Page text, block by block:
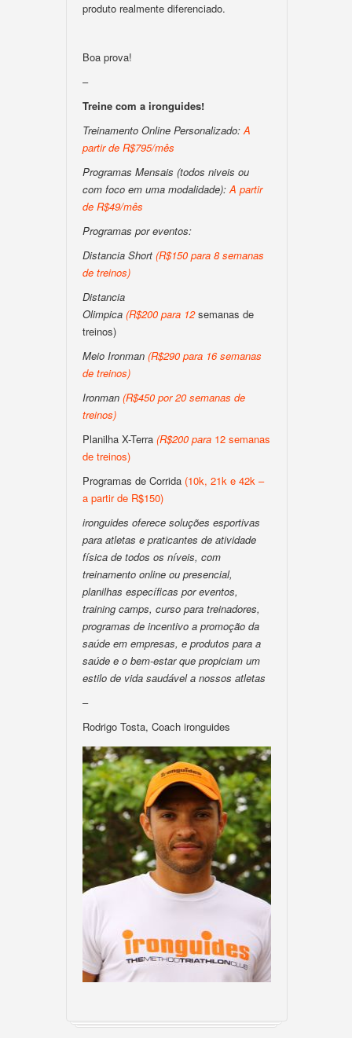
produto realmente diferenciado.
Boa prova!
–
Treine com a ironguides!
Treinamento Online Personalizado:A
partir de R$795/mês
Programas Mensais (todos niveis ou
com foco em uma modalidade):A partir
de R$49/mês
Programas por eventos:
Distancia Short (R$150 para 8 semanas
de treinos)
Distancia
Olimpica (R$200 para 12semanas de
treinos)
Meio Ironman (R$290 para 16 semanas
de treinos)
Ironman (R$450 por 20 semanas de
treinos)
Planilha X-Terra (R$200 para 12 semanas
de treinos)
Programas de Corrida (10k, 21k e 42k –
a partir de R$150)
ironguides oferece soluções esportivas
para atletas e praticantes de atividade
física de todos os níveis, com
treinamento online ou presencial,
planilhas específicas por eventos,
training camps, curso para treinadores,
programas de incentivo a promoção da
saúde em empresas, e produtos para a
saúde e o bem-estar que propiciam um
estilo de vida saudável a nossos atletas
–
Rodrigo Tosta, Coach ironguides